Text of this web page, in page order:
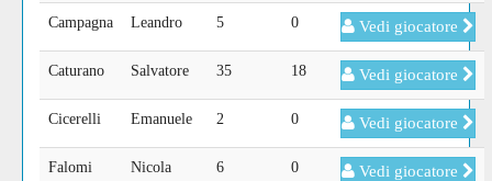
Campagna Leandro 5 0 Vedi giocatore
Caturano Salvatore 35 18 Vedi giocatore
Cicerelli Emanuele 2 0 Vedi giocatore
Falomi Nicola 6 0 Vedi giocatore